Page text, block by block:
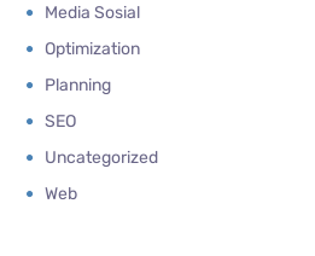
Media Sosial
Optimization
Planning
SEO
Uncategorized
Web